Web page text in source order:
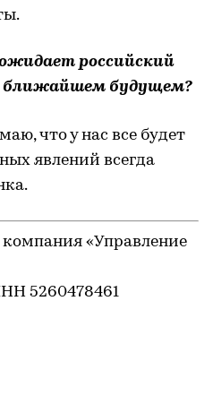
российский
ближайшем будущем?
что у нас все будет
явлений всегда
«Управление
5260478461